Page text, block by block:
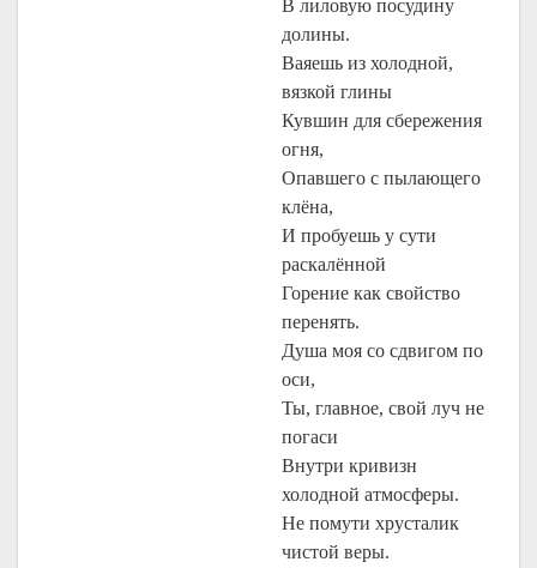
В лиловую посудину
долины.
Ваяешь из холодной,
вязкой глины
Кувшин для сбережения
огня,
Опавшего с пылающего
клёна,
И пробуешь у сути
раскалённой
Горение как свойство
перенять.
Душа моя со сдвигом по
оси,
Ты, главное, свой луч не
погаси
Внутри кривизн
холодной атмосферы.
Не помути хрусталик
чистой веры.